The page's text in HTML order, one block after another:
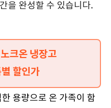
을 완성할 수 있습니다.
크온 냉장고
할인가
용량으로 온 가족이 함